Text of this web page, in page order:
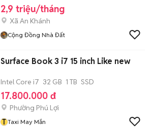
2,9 triệu/tháng
Xã An Khánh
Cộng Đồng Nhà Đất
Surface Book 3 i7 15 inch Like new
Intel Core i7 32 GB 1 TB SSD
17.800.000 đ
Phường Phú Lợi
T Taxi May Mắn